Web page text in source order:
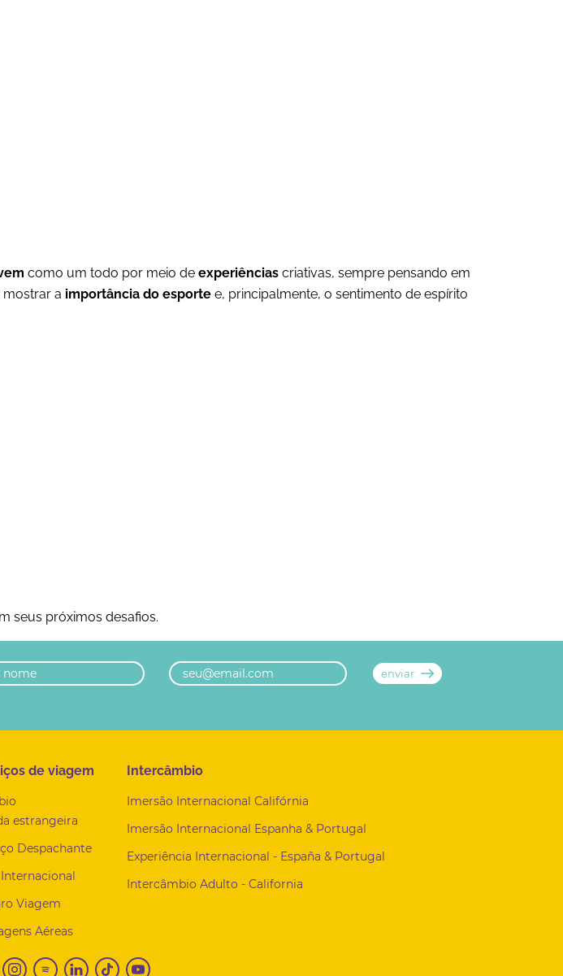
como um todo por meio de experiências criativas, sempre pensando em
mostrar a importância do esporte e, principalmente, o sentimento de espírito
seus próximos desafios.
de viagem
estrangeira
Despachante
Viagem
Aéreas
Intercâmbio
Imersão Internacional Califórnia
Imersão Internacional Espanha & Portugal
Experiência Internacional - España & Portugal
Intercâmbio Adulto - California